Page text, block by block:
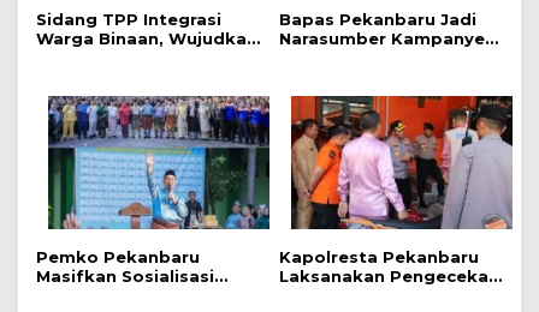
Sidang TPP Integrasi
Warga Binaan, Wujudkan
Akuntabel
Bapas Pekanbaru Jadi
Narasumber Kampanye
‎Pemko Pekanbaru
Masifkan Sosialisasi
Kapolresta Pekanbaru
Laksanakan Pengecekan